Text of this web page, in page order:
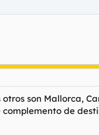
son Mallorca,
de